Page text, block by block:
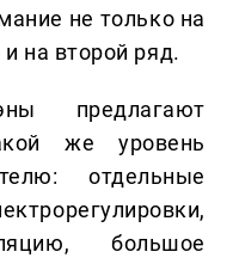
не только на
на второй ряд.
предлагают
же уровень
отдельные
большое